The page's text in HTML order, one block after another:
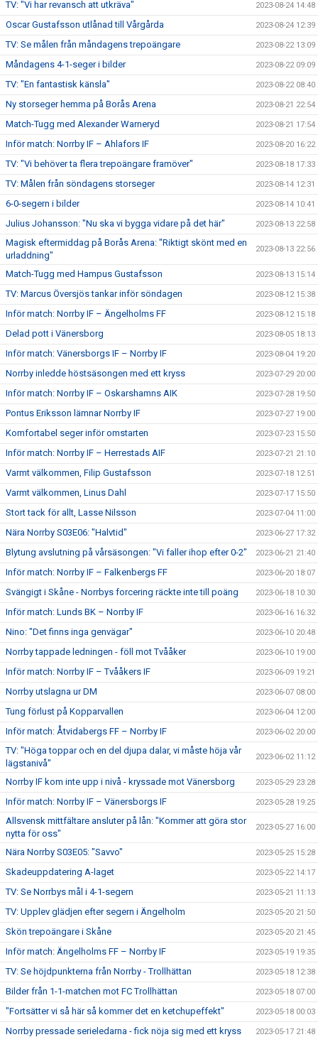
TV: "Vi har revansch att utkräva" 2023-08-24 14:48
Oscar Gustafsson utlånad till Vårgårda 2023-08-24 12:39
TV: Se målen från måndagens trepoängare 2023-08-22 13:09
Måndagens 4-1-seger i bilder 2023-08-22 09:09
TV: "En fantastisk känsla" 2023-08-22 08:40
Ny storseger hemma på Borås Arena 2023-08-21 22:54
Match-Tugg med Alexander Warneryd 2023-08-21 17:54
Inför match: Norrby IF – Ahlafors IF 2023-08-20 16:22
TV: "Vi behöver ta flera trepoängare framöver" 2023-08-18 17:33
TV: Målen från söndagens storseger 2023-08-14 12:31
6-0-segern i bilder 2023-08-14 10:41
Julius Johansson: "Nu ska vi bygga vidare på det här" 2023-08-13 22:58
Magisk eftermiddag på Borås Arena: "Riktigt skönt med en
urladdning"
2023-08-13 22:56
Match-Tugg med Hampus Gustafsson 2023-08-13 15:14
TV: Marcus Översjös tankar inför söndagen 2023-08-12 15:38
Inför match: Norrby IF – Ängelholms FF 2023-08-12 15:18
Delad pott i Vänersborg 2023-08-05 18:13
Inför match: Vänersborgs IF – Norrby IF 2023-08-04 19:20
Norrby inledde höstsäsongen med ett kryss 2023-07-29 20:00
Inför match: Norrby IF – Oskarshamns AIK 2023-07-28 19:50
Pontus Eriksson lämnar Norrby IF 2023-07-27 19:00
Komfortabel seger inför omstarten 2023-07-23 15:50
Inför match: Norrby IF – Herrestads AIF 2023-07-21 21:10
Varmt välkommen, Filip Gustafsson 2023-07-18 12:51
Varmt välkommen, Linus Dahl 2023-07-17 15:50
Stort tack för allt, Lasse Nilsson 2023-07-04 11:00
Nära Norrby S03E06: "Halvtid" 2023-06-27 17:32
Blytung avslutning på vårsäsongen: "Vi faller ihop efter 0-2" 2023-06-21 21:40
Inför match: Norrby IF – Falkenbergs FF 2023-06-20 18:07
Svängigt i Skåne - Norrbys forcering räckte inte till poäng 2023-06-18 10:30
Inför match: Lunds BK – Norrby IF 2023-06-16 16:32
Nino: "Det finns inga genvägar" 2023-06-10 20:48
Norrby tappade ledningen - föll mot Tvååker 2023-06-10 19:00
Inför match: Norrby IF – Tvååkers IF 2023-06-09 19:21
Norrby utslagna ur DM 2023-06-07 08:00
Tung förlust på Kopparvallen 2023-06-04 12:00
Inför match: Åtvidabergs FF – Norrby IF 2023-06-02 20:00
TV: "Höga toppar och en del djupa dalar, vi måste höja vår
lägstanivå"
2023-06-02 11:12
Norrby IF kom inte upp i nivå - kryssade mot Vänersborg 2023-05-29 23:28
Inför match: Norrby IF – Vänersborgs IF 2023-05-28 19:25
Allsvensk mittfältare ansluter på lån: "Kommer att göra stor
nytta för oss"
2023-05-27 16:00
Nära Norrby S03E05: "Savvo" 2023-05-25 15:28
Skadeuppdatering A-laget 2023-05-22 14:17
TV: Se Norrbys mål i 4-1-segern 2023-05-21 11:13
TV: Upplev glädjen efter segern i Ängelholm 2023-05-20 21:50
Skön trepoängare i Skåne 2023-05-20 21:45
Inför match: Ängelholms FF – Norrby IF 2023-05-19 19:35
TV: Se höjdpunkterna från Norrby - Trollhättan 2023-05-18 12:38
Bilder från 1-1-matchen mot FC Trollhättan 2023-05-18 07:00
"Fortsätter vi så här så kommer det en ketchupeffekt" 2023-05-18 00:03
Norrby pressade serieledarna - fick nöja sig med ett kryss 2023-05-17 21:48